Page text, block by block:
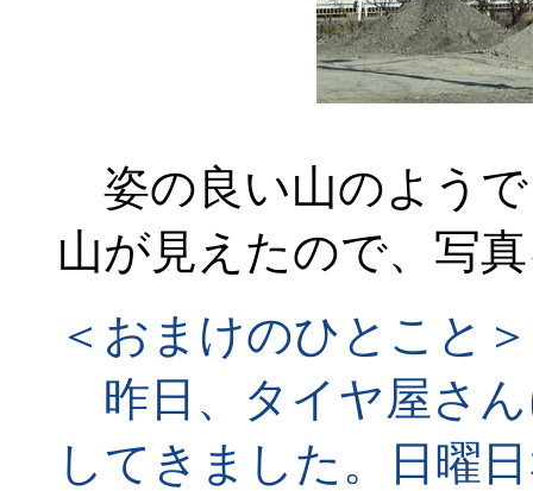
姿の良い山のよう
山が見えたので、写
＜おまけのひとこと＞
昨日、タイヤ屋さ
してきました。日曜